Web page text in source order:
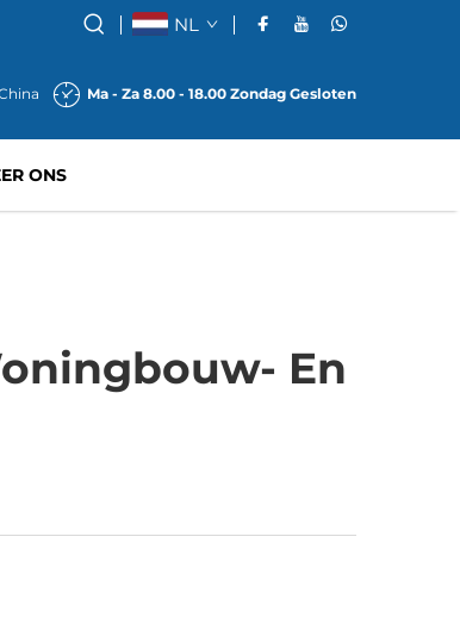
NL
Ma - Za 8.00 - 18.00 Zondag Gesloten
ONS
En